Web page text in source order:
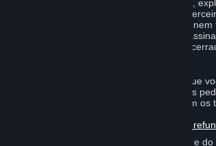
faz declarações nem fornece garantias,
implícitas, relativas a qualquer site de
particular, a Valve não faz declarações nem
garantias de que qualquer serviço ou
por terceiros não será suspenso ou
Sem prejuízo a qualquer direito legal que
possível solicitar um reembolso de seus
aquisições com o Steam de acordo com os
http://store.steampowered.com/
Para consumidores da União Europeia e